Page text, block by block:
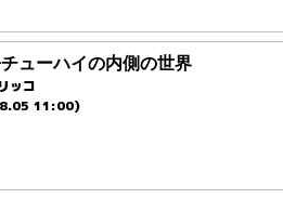
ューハイの内側の世界
ッコ
11:00)